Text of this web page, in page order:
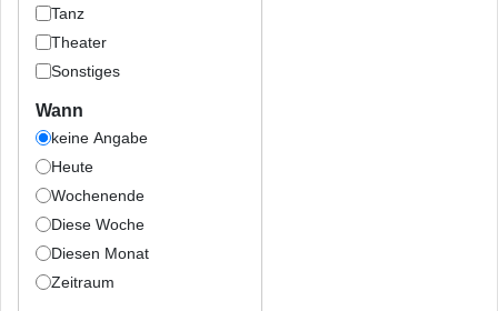
Tanz
Theater
Sonstiges
Wann
keine Angabe
Heute
Wochenende
Diese Woche
Diesen Monat
Zeitraum